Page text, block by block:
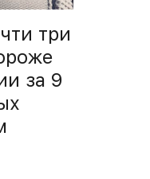
три
за 9